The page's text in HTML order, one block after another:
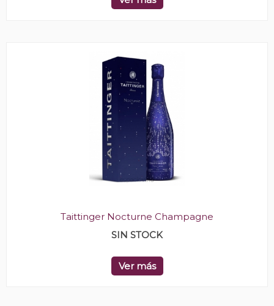
Taittinger Nocturne Champagne
SIN STOCK
Ver más